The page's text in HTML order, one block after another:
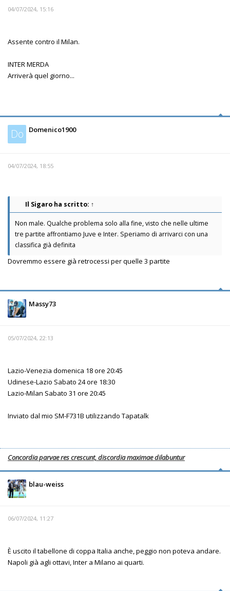
04/07/2024, 15:16
Assente contro il Milan.
INTER MERDA
Arriverà quel giorno...
Do Domenico1900
04/07/2024, 18:55
Il Sigaro ha scritto: ↑
Non male. Qualche problema solo alla fine, visto che nelle ultime
tre partite affrontiamo Juve e Inter. Speriamo di arrivarci con una
classifica già definita
Dovremmo essere già retrocessi per quelle 3 partite
Massy73
05/07/2024, 22:13
Lazio-Venezia domenica 18 ore 20:45
Udinese-Lazio Sabato 24 ore 18:30
Lazio-Milan Sabato 31 ore 20:45
Inviato dal mio SM-F731B utilizzando Tapatalk
Concordia parvae res crescunt, discordia maximae dilabuntur
blau-weiss
06/07/2024, 11:27
È uscito il tabellone di coppa Italia anche, peggio non poteva andare.
Napoli già agli ottavi, Inter a Milano ai quarti.